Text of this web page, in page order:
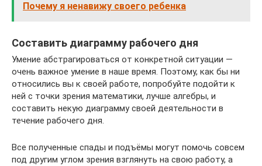
Почему я ненавижу своего ребенка
Составить диаграмму рабочего дня
Умение абстрагироваться от конкретной ситуации —
очень важное умение в наше время. Поэтому, как бы ни
относились вы к своей работе, попробуйте подойти к
ней с точки зрения математики, лучше алгебры, и
составить некую диаграмму своей деятельности в
течение рабочего дня.
Все полученные спады и подъёмы могут помочь совсем
под другим углом зрения взглянуть на свою работу, а